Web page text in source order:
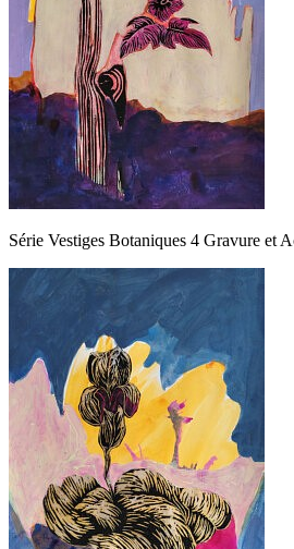
Série Vestiges Botaniques 4 Gravure et